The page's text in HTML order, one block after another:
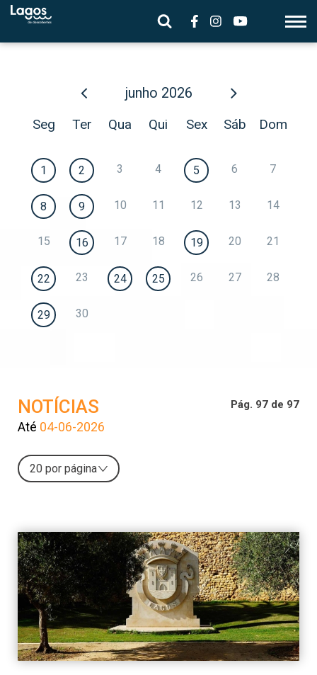
junho 2026
Seg Ter Qua Qui Sex Sáb Dom
1 2 3 4 5 6 7
8 9 10 11 12 13 14
15 16 17 18 19 20 21
22 23 24 25 26 27 28
29 30
NOTÍCIAS
Até 04-06-2026
Pág. 97 de 97